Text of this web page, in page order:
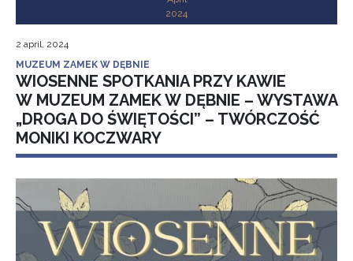
2024
2 april, 2024
MUZEUM ZAMEK W DĘBNIE
WIOSENNE SPOTKANIA PRZY KAWIE
W MUZEUM ZAMEK W DĘBNIE – WYSTAWA
„DROGA DO ŚWIĘTOŚCI” – TWÓRCZOŚĆ
MONIKI KOCZWARY